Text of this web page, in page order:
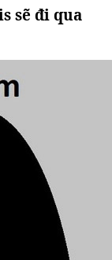
sẽ đi qua